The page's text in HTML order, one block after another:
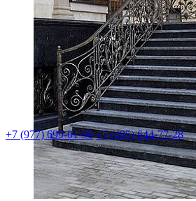
+7 (977) 699-01-90 +7 (495) 644-77-28